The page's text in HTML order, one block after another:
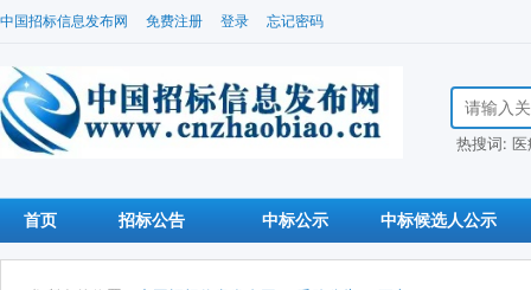
中国招标信息发布网 免费注册 登录 忘记密码
搜索招标信
热搜词:
首页 招标公告 中标公示 中标候选人公示